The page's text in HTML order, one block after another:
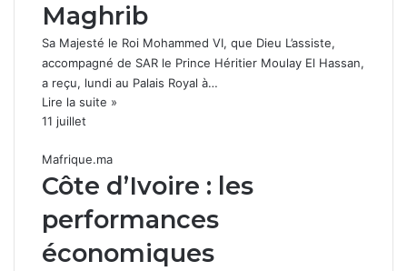
Maghrib
Sa Majesté le Roi Mohammed VI, que Dieu L’assiste,
accompagné de SAR le Prince Héritier Moulay El Hassan,
a reçu, lundi au Palais Royal à…
Lire la suite »
11 juillet
Mafrique.ma
Côte d’Ivoire : les
performances
économiques